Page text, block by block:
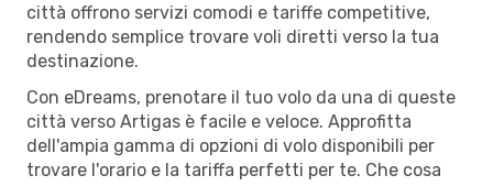
città offrono servizi comodi e tariffe competitive,
rendendo semplice trovare voli diretti verso la tua
destinazione.
Con eDreams, prenotare il tuo volo da una di queste
città verso Artigas è facile e veloce. Approfitta
dell'ampia gamma di opzioni di volo disponibili per
trovare l'orario e la tariffa perfetti per te. Che cosa